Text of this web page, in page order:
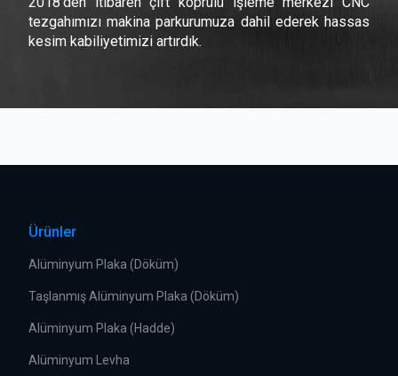
tezgahımızı makina parkurumuza dahil ederek hassas
kesim kabiliyetimizi artırdık.
Ürünler
Alüminyum Plaka (Döküm)
Taşlanmış Alüminyum Plaka (Döküm)
Alüminyum Plaka (Hadde)
Alüminyum Levha